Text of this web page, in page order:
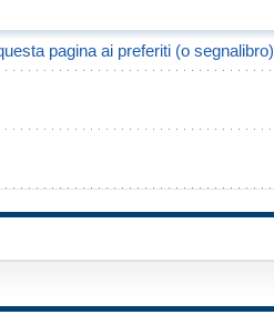
pagina ai preferiti (o segnalibro)